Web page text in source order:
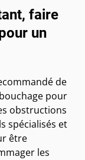
faire
un
de
pour
obstructions
spécialisés et
être
les